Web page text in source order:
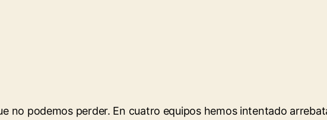
no podemos perder. En cuatro equipos hemos intentado